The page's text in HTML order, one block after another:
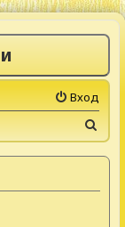
Вход
о
с